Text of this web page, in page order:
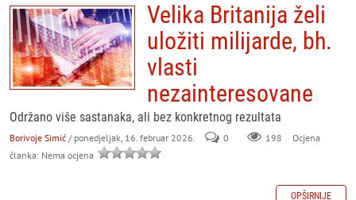
Velika Britanija želi
uložiti milijarde, bh.
vlasti
nezainteresovane
Održano više sastanaka, ali bez konkretnog rezultata
Borivoje Simić / ponedjeljak, 16. februar 2026. 0 198
Ocjena
članka: Nema ocjena
OPŠIRNIJE